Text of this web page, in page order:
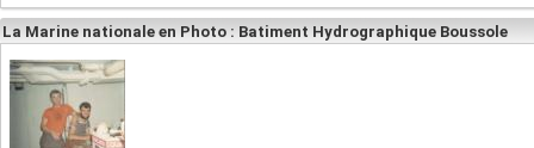
La Marine nationale en Photo : Batiment Hydrographique Boussole